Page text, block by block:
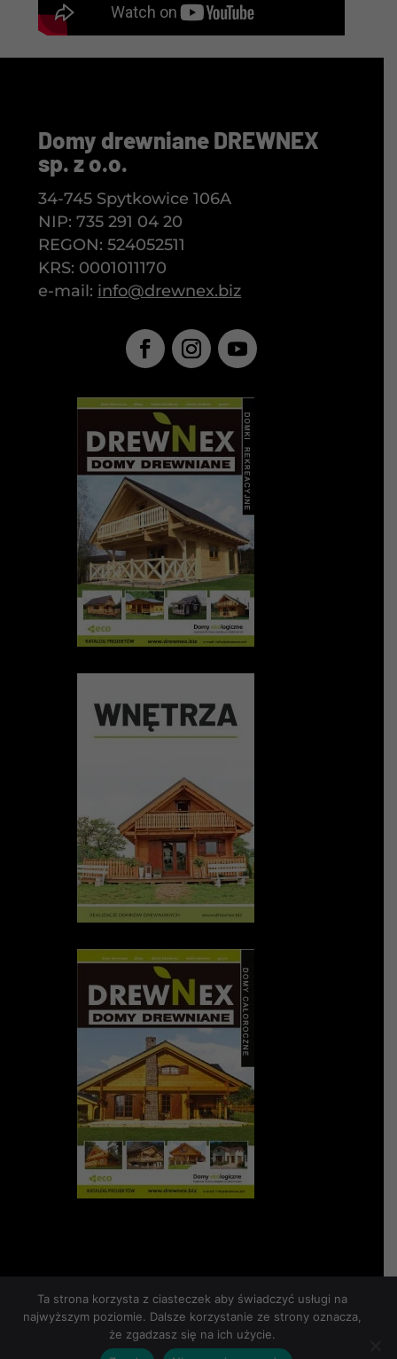
Domy drewniane DREWNEX
sp. z o.o.
34-745 Spytkowice 106A
NIP: 735 291 04 20
REGON: 524052511
KRS: 0001011170
e-mail: info@drewnex.biz
Ta strona korzysta z ciasteczek aby świadczyć usługi na
najwyższym poziomie. Dalsze korzystanie ze strony oznacza,
że zgadzasz się na ich użycie.